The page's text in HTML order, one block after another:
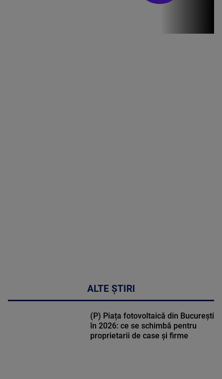
ALTE ȘTIRI
(P) Piața fotovoltaică din București
în 2026: ce se schimbă pentru
proprietarii de case și firme